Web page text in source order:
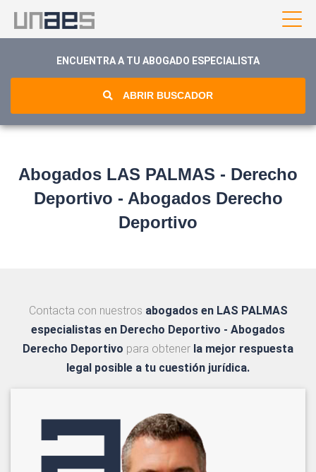
ENCUENTRA A TU ABOGADO ESPECIALISTA
ABRIR BUSCADOR
Abogados LAS PALMAS - Derecho
Deportivo - Abogados Derecho
Deportivo
Contacta con nuestros abogados en LAS PALMAS
especialistas en Derecho Deportivo - Abogados
Derecho Deportivo para obtener la mejor respuesta
legal posible a tu cuestión jurídica.